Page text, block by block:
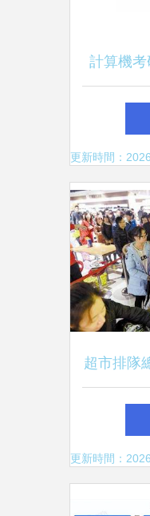
計算機
限制，計
更新時間：
超市排隊
的‘網
更新時間：